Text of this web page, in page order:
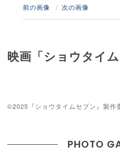
前の画像 次の画像
映画「ショウタイム
©2025『ショウタイムセブン』製作
PHOTO